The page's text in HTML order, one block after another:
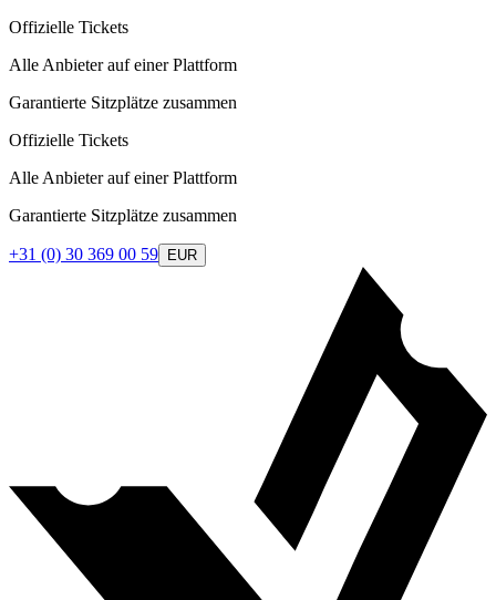
Offizielle Tickets
Alle Anbieter auf einer Plattform
Garantierte Sitzplätze zusammen
Offizielle Tickets
Alle Anbieter auf einer Plattform
Garantierte Sitzplätze zusammen
+31 (0) 30 369 00 59 EUR